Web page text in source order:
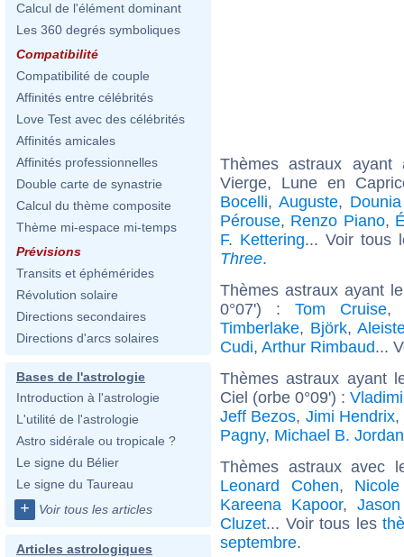
Calcul de l'élément dominant
Les 360 degrés symboliques
Compatibilité
Compatibilité de couple
Affinités entre célébrités
Love Test avec des célébrités
Affinités amicales
Affinités professionnelles
Double carte de synastrie
Calcul du thème composite
Thème mi-espace mi-temps
Prévisions
Transits et éphémérides
Révolution solaire
Directions secondaires
Directions d'arcs solaires
Bases de l'astrologie
Introduction à l'astrologie
L'utilité de l'astrologie
Astro sidérale ou tropicale ?
Le signe du Bélier
Le signe du Taureau
+ Voir tous les articles
Articles astrologiques
Thèmes astraux
Vierge, Lune en
Bocelli,Auguste,
Pérouse, Renzo Piano,
F. Kettering... Voir tous
Three.
Thèmes astraux ayant
0°07') :Tom Cruise
Timberlake, Björk,
Cudi, Arthur Rimbaud...
Thèmes astraux ayant
Ciel (orbe 0°09') :
Jeff Bezos, Jimi Hendrix,
Pagny, Michael B. Jordan
Thèmes astraux avec
Leonard Cohen,
Kareena Kapoor,
Cluzet... Voir tous les
septembre.